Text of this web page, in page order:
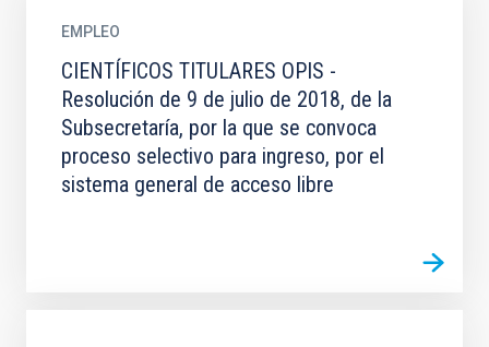
EMPLEO
CIENTÍFICOS TITULARES OPIS -
Resolución de 9 de julio de 2018, de la
Subsecretaría, por la que se convoca
proceso selectivo para ingreso, por el
sistema general de acceso libre